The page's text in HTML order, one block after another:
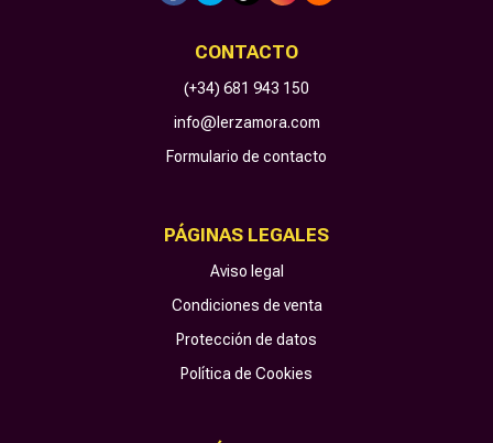
CONTACTO
(+34) 681 943 150
info@lerzamora.com
Formulario de contacto
PÁGINAS LEGALES
Aviso legal
Condiciones de venta
Protección de datos
Política de Cookies